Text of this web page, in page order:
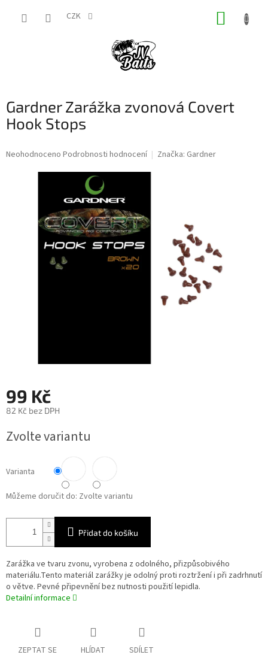
CZK
Gardner Zarážka zvonová Covert
Hook Stops
Průměrné
Neohodnoceno Podrobnosti hodnocení Značka: Gardner
99 Kč
82 Kč bez DPH
cena:
Zvolte variantu
Varianta
Můžeme doručit do: Zvolte variantu
Přidat do košíku
Zarážka ve tvaru zvonu, vyrobena z odolného, přizpůsobivého
materiálu.Tento materiál zarážky je odolný proti roztržení i při zadrhnutí
o větve. Pevné připevnění bez nutnosti použití lepidla.
Detailní informace
ZEPTAT SE HLÍDAT SDÍLET